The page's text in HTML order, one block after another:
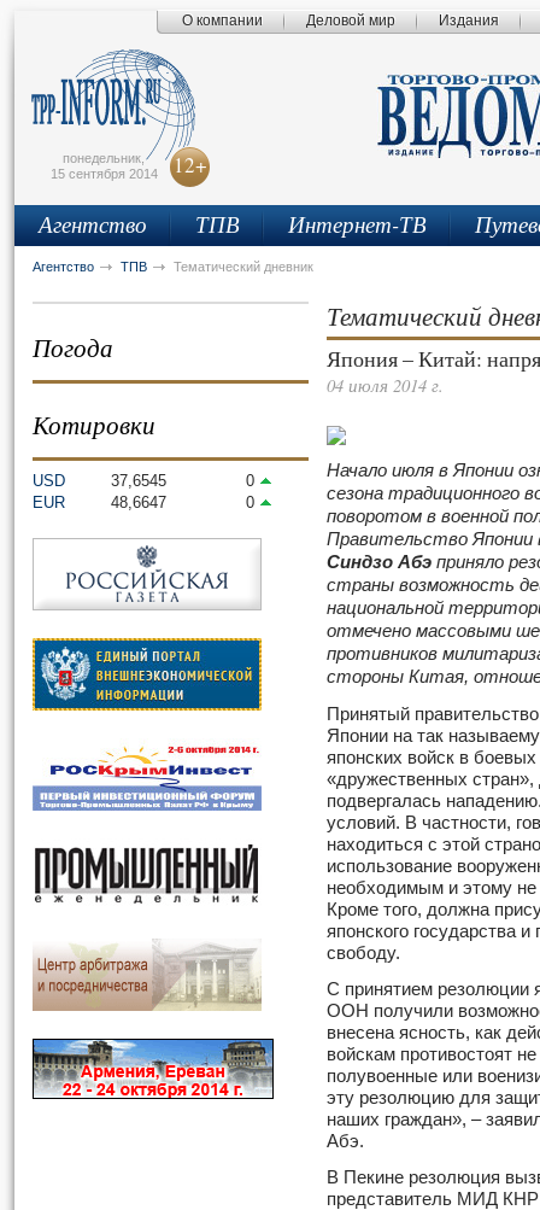
О компании Деловой мир Издания
понедельник,
15 сентября 2014
12+
Агентство ТПВ Интернет-ТВ
Агентство ТПВ Тематический дневник
Погода
Котировки
USD 37,6545
0
EUR
48,6647 0
Тематический
Япония – Китай:
04 июля 2014 г.
Начало июля в Японии
сезона традиционного
поворотом в военной
Правительство Японии
Синдзо Абэ приняло
страны возможность
национальной
отмечено массовыми
противников
стороны Китая,
Принятый
Японии на так
японских войск в
«дружественных
подвергалась
условий. В частности,
находиться с этой
использование
необходимым и этому
Кроме того, должна
японского государства
свободу.
С принятием резолюции
ООН получили
внесена ясность, как
войскам противостоят
полувоенные или
эту резолюцию для
наших граждан», –
Абэ.
В Пекине резолюция
представитель МИД